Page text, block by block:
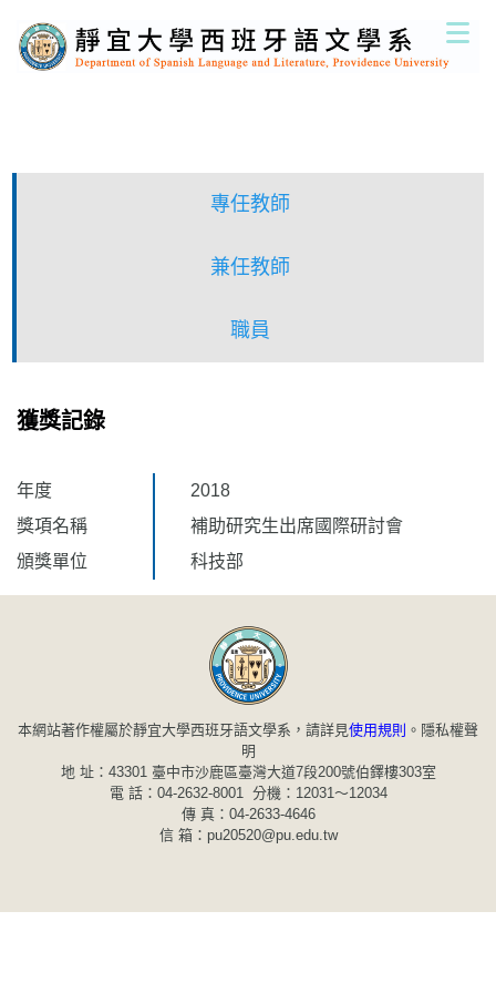
到
主
專任教師
兼任教師
職員
獲獎記錄
年度
2018
獎項名稱
補助研究生出席國際研討會
頒獎單位
科技部
本網站著作權屬於靜宜大學西班牙語文學系，請詳見使用規則 。 隱私權聲
明
地 址：43301 臺中市沙鹿區臺灣大道7段200號伯鐸樓303室
電 話：04-2632-8001 分機：12031～12034
傳 真：04-2633-4646
信 箱：pu20520@pu.edu.tw